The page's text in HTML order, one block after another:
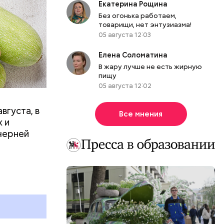
в
и
у
Екатерина Рощина
Без огонька работаем,
товарищи, нет энтузиазма!
05 августа 12:03
Елена Соломатина
В жару лучше не есть жирную
пищу
05 августа 12:02
Все мнения